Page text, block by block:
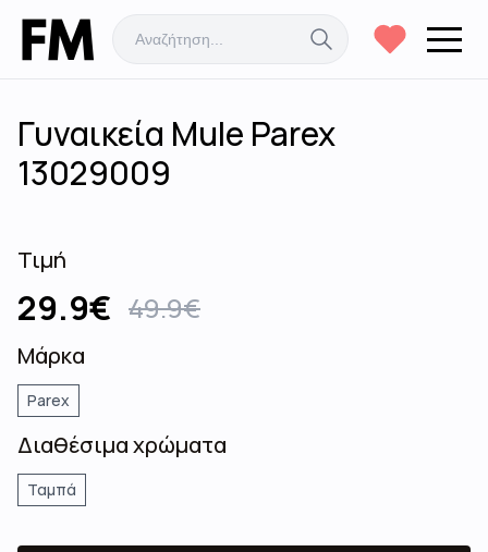
Γυναικεία Mule Parex
13029009
Τιμή
29.9€ 49.9€
Μάρκα
Parex
Διαθέσιμα χρώματα
Ταμπά